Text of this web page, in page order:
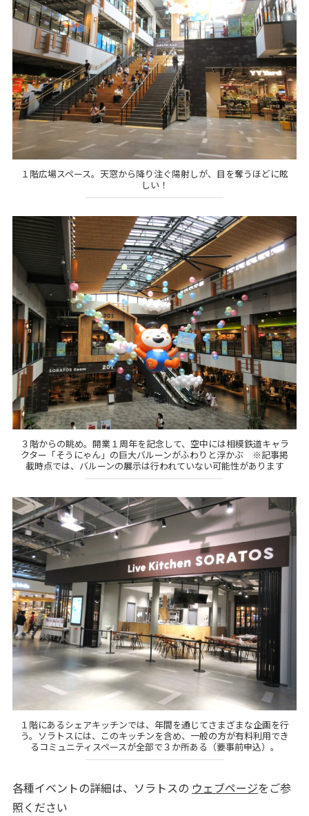
１階広場スペース。天窓から降り注ぐ陽射しが、目を奪うほどに眩
しい！
３階からの眺め。開業１周年を記念して、空中には相模鉄道キャラ
クター「そうにゃん」の巨大バルーンがふわりと浮かぶ ※記事掲
載時点では、バルーンの展示は行われていない可能性があります
１階にあるシェアキッチンでは、年間を通じてさまざまな企画を行
う。ソラトスには、このキッチンを含め、一般の方が有料利用でき
るコミュニティスペースが全部で３か所ある（要事前申込）。
各種イベントの詳細は、ソラトスの ウェブページをご参
照ください